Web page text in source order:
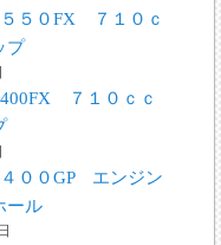
５０FX ７１０ｃ
プ
７１０ｃｃ
００GP エンジン
ール